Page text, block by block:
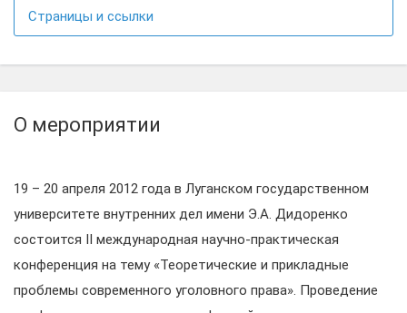
Страницы и ссылки
О мероприятии
19 – 20 апреля 2012 года в Луганском государственном
университете внутренних дел имени Э.А. Дидоренко
состоится ІІ международная научно-практическая
конференция на тему «Теоретические и прикладные
проблемы современного уголовного права». Проведение